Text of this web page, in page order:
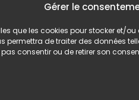
Gérer le
que les cookies pour stocker et/
de traiter des données
consentir ou de retirer son
confidentialité
sur ce site ne sont que des
nous vous recommandons